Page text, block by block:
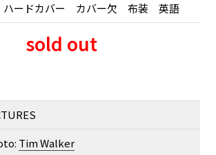
ードカバー カバー欠 布装 英語
sold out
Tim Walker